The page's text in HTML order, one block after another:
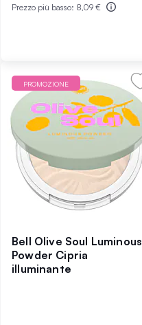
Prezzo più basso: 8,09 €
PROMOZIONE
Bell Olive Soul Luminous
Powder Cipria
illuminante